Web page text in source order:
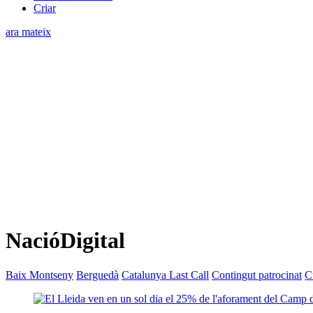
Criar
ara mateix
NacióDigital
Baix Montseny Berguedà Catalunya Last Call Contingut patrocinat